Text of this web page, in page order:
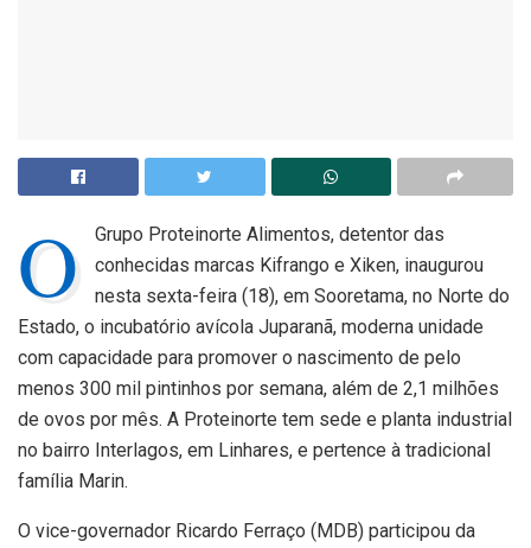
O
Grupo Proteinorte Alimentos, detentor das
conhecidas marcas Kifrango e Xiken, inaugurou
nesta sexta-feira (18), em Sooretama, no Norte do
Estado, o incubatório avícola Juparanã, moderna unidade
com capacidade para promover o nascimento de pelo
menos 300 mil pintinhos por semana, além de 2,1 milhões
de ovos por mês. A Proteinorte tem sede e planta industrial
no bairro Interlagos, em Linhares, e pertence à tradicional
família Marin.
O vice-governador Ricardo Ferraço (MDB) participou da